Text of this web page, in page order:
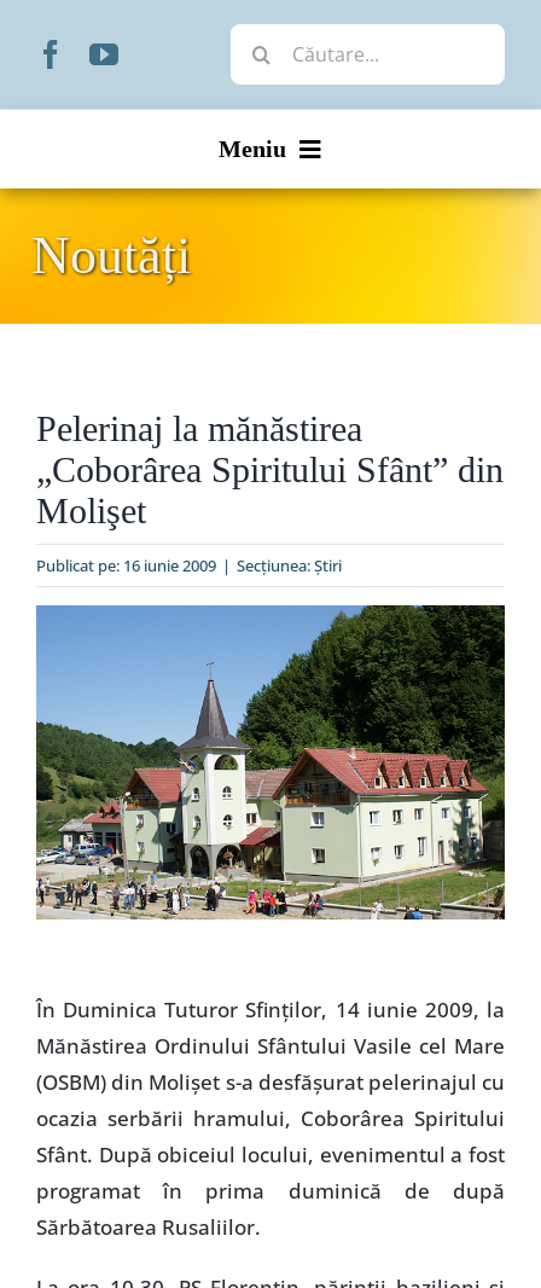
Cautare...
Meniu
Organizare
Liturgic
Special
Noutăți
Pelerinaj la mănăstirea
„Coborârea Spiritului Sfânt” din
Molişet
Publicat pe: 16 iunie 2009 | Secțiunea:Ştiri
În Duminica Tuturor Sfinţilor, 14 iunie 2009, la
Mănăstirea Ordinului Sfântului Vasile cel Mare
(OSBM) din Molişet s-a desfăşurat pelerinajul cu
ocazia serbării hramului, Coborârea Spiritului
Sfânt. După obiceiul locului, evenimentul a fost
programat în prima duminică de după
Sărbătoarea Rusaliilor.